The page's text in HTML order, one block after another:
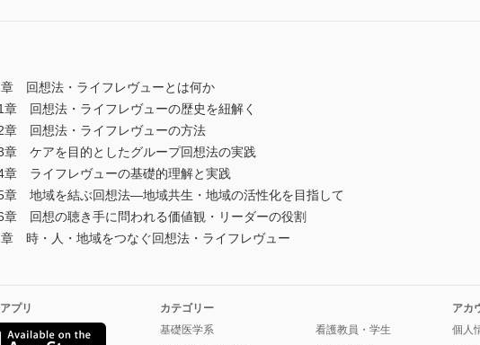
回想法・ライフレヴューとは何か
章 回想法・ライフレヴューの歴史を紐解く
章 回想法・ライフレヴューの方法
章 ケアを目的としたグループ回想法の実践
章 ライフレヴューの基礎的理解と実践
章 地域を結ぶ回想法―地域共生・地域の活性化を目指して
章 回想の聴き手に問われる価値観・リーダーの役割
時・人・地域をつなぐ回想法・ライフレヴュー
プリ
カテゴリー
基礎医学系
看護教員・学生
アカ
個人